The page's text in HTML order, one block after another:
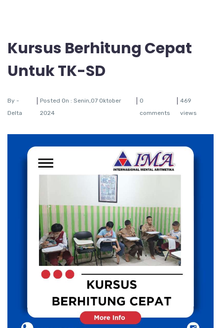
Kursus Berhitung Cepat
Untuk TK-SD
By -
Delta
Posted On : Senin,07 Oktober
2024
0
comments
469
views